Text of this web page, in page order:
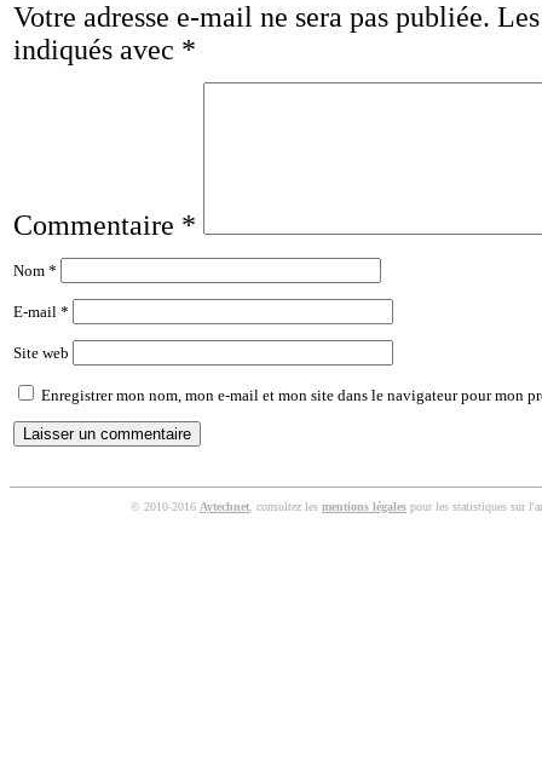
Votre adresse e-mail ne sera pas publiée.
indiqués avec *
Commentaire *
Nom *
E-mail *
Site web
Enregistrer mon nom, mon e-mail et mon site dans le navigateur pour mon
© 2010-2016 Aytechnet , consultez les mentions légales pour les statistiques sur